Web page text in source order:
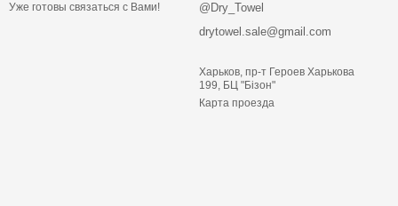
Уже готовы связаться с Вами!
@Dry_Towel
drytowel.sale@gmail.com
Харьков, пр-т Героев Харькова
199, БЦ "Бізон"
Карта проезда